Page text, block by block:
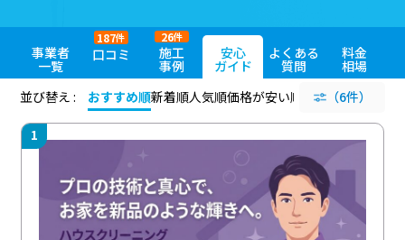
事業者
一覧
口コミ
187件
施工
事例
26件
安心
ガイド
よくある
質問
料金
相場
並び替え :
おすすめ順新着順人気順価格が安い順 評価が高い順
（6件）
1